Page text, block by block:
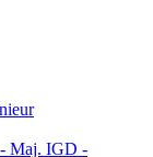
Maj. IGD -